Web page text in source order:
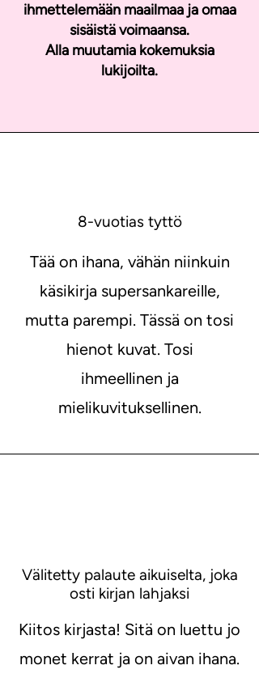
ihmettelemään maailmaa ja omaa
sisäistä voimaansa.
Alla muutamia kokemuksia
lukijoilta.
8-vuotias tyttö
Tää on ihana, vähän niinkuin
käsikirja supersankareille,
mutta parempi. Tässä on tosi
hienot kuvat. Tosi
ihmeellinen ja
mielikuvituksellinen.
Välitetty palaute aikuiselta, joka
osti kirjan lahjaksi
Kiitos kirjasta! Sitä on luettu jo
monet kerrat ja on aivan ihana.